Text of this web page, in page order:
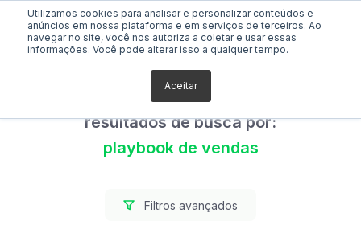
Utilizamos cookies para analisar e personalizar conteúdos e
anúncios em nossa plataforma e em serviços de terceiros. Ao
navegar no site, você nos autoriza a coletar e usar essas
informações. Você pode alterar isso a qualquer tempo.
Aceitar
Foram encontrados 0
resultados de busca por:
playbook de vendas
Filtros avançados